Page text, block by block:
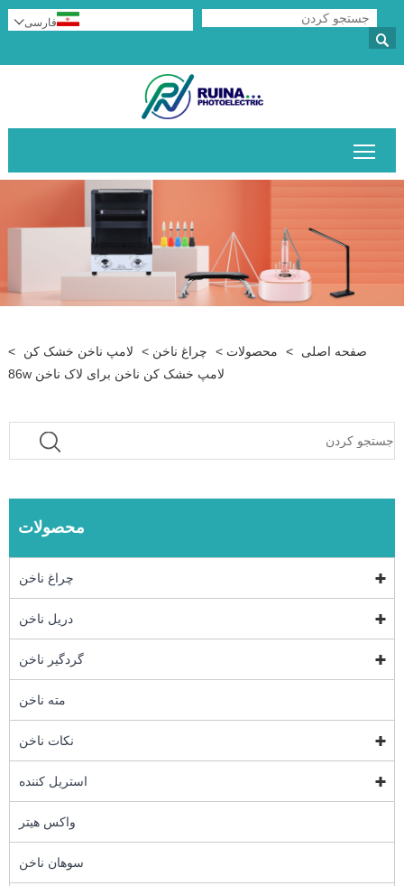

فارسی
صفحه اصلی > محصولات > چراغ ناخن > لامپ ناخن خشک کن
>
لامپ خشک کن ناخن برای لاک ناخن 86w
محصولات
چراغ ناخن
دریل ناخن
گردگیر ناخن
مته ناخن
نکات ناخن
استریل کننده
واکس هیتر
سوهان ناخن